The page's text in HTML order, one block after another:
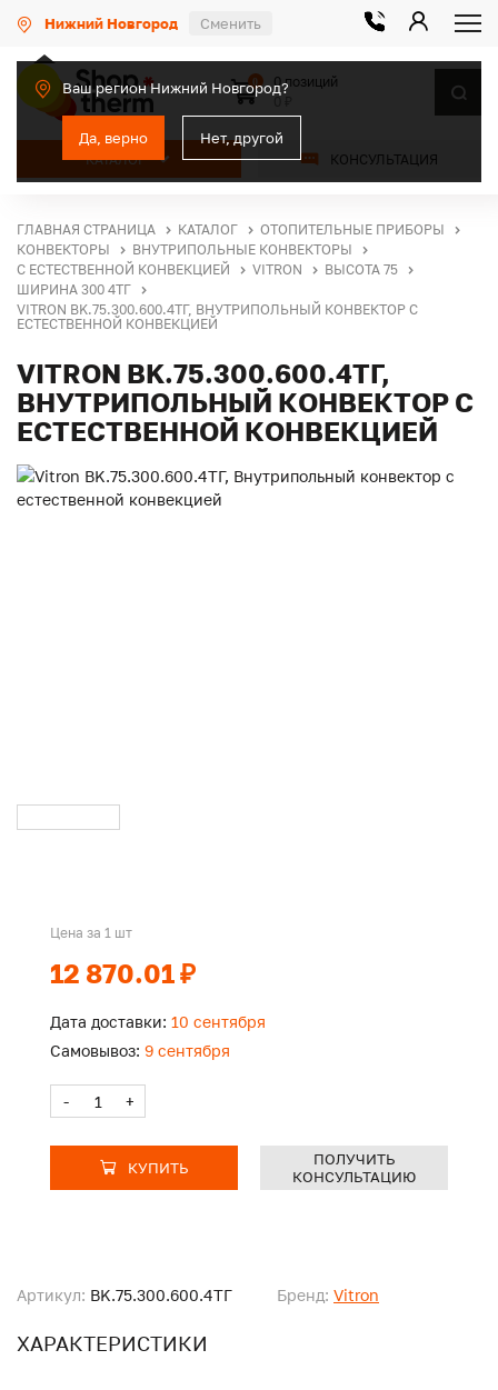
Нижний Новгород Сменить
Ваш регион Нижний Новгород?
Да, верно Нет, другой
КАТАЛОГ КОНСУЛЬТАЦИЯ
0
0 позиций
ГЛАВНАЯ СТРАНИЦА КАТАЛОГ
ОТОПИТЕЛЬНЫЕ ПРИБОРЫ
КОНВЕКТОРЫ
ВНУТРИПОЛЬНЫЕ КОНВЕКТОРЫ
С ЕСТЕСТВЕННОЙ КОНВЕКЦИЕЙ
VITRON
ВЫСОТА 75
ШИРИНА 300 4ТГ
VITRON BK.75.300.600.4ТГ, ВНУТРИПОЛЬНЫЙ КОНВЕКТОР С
ЕСТЕСТВЕННОЙ КОНВЕКЦИЕЙ
VITRON BK.75.300.600.4ТГ,
ВНУТРИПОЛЬНЫЙ КОНВЕКТОР С
ЕСТЕСТВЕННОЙ КОНВЕКЦИЕЙ
Артикул: BK.75.300.600.4ТГ Бренд: Vitron
ХАРАКТЕРИСТИКИ
Цена за 1 шт
12 870.01 ₽
Дата доставки: 10 сентября
Самовывоз: 9 сентября
- +
КУПИТЬ
ПОЛУЧИТЬ
КОНСУЛЬТАЦИЮ